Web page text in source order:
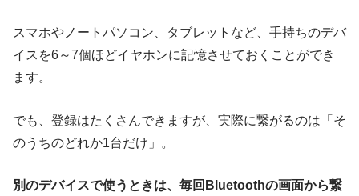
スマホやノートパソコン、タブレットなど、手持ちのデバ
イスを6～7個ほどイヤホンに記憶させておくことができ
ます。
でも、登録はたくさんできますが、実際に繋がるのは「そ
のうちのどれか1台だけ」。
別のデバイスで使うときは、毎回Bluetoothの画面から繋